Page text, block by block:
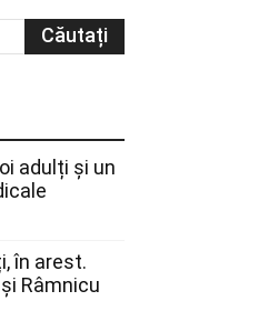
adulți și un
în arest.
Râmnicu